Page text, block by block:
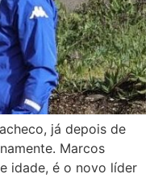
já depois de
Marcos
idade, é o novo líder